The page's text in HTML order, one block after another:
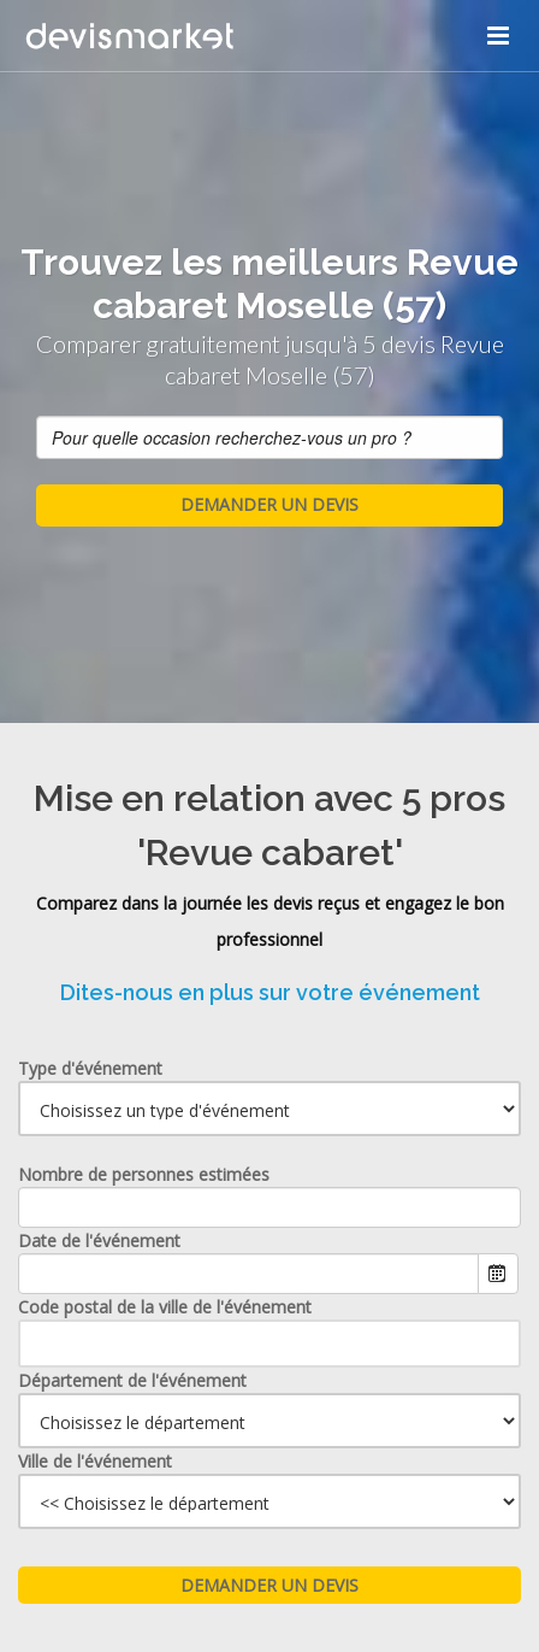
Trouvez les meilleurs Revue
cabaret Moselle (57)
Comparer gratuitement jusqu'à 5 devis Revue
cabaret Moselle (57)
Mise en relation avec 5 pros
'Revue cabaret'
Comparez dans la journée les devis reçus et engagez le bon
professionnel
Dites-nous en plus sur votre événement
Type d'événement
Nombre de personnes estimées
Date de l'événement
Code postal de la ville de l'événement
Département de l'événement
Ville de l'événement